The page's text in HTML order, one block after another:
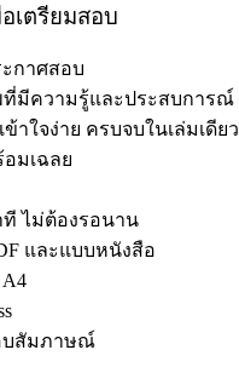
เตรียมสอบ
กาศสอบ
ที่มีความรู้และประสบการณ์
าใจง่าย ครบจบในเล่มเดียว
มเฉลย
ที ไม่ต้องรอนาน
และแบบหนังสือ
บสัมภาษณ์